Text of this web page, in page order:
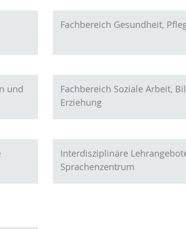
Fachbereich Gesundheit,
und
Fachbereich Soziale Arbeit,
Erziehung
Interdisziplinäre
Sprachenzentrum